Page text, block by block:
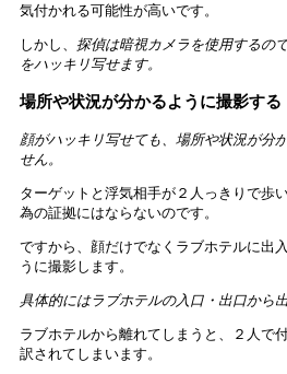
気付かれる可能性が高いです。
しかし、 探偵は暗視カメラを使用するの
をハッキリ写せます。
場所や状況が分かるように撮影する
顔がハッキリ写せても、場所や状況が分
せん。
ターゲットと浮気相手が２人っきりで歩
為の証拠にはならないのです。
ですから、顔だけでなくラブホテルに出
うに撮影します。
具体的にはラブホテルの入口・出口から
ラブホテルから離れてしまうと、２人で
訳されてしまいます。